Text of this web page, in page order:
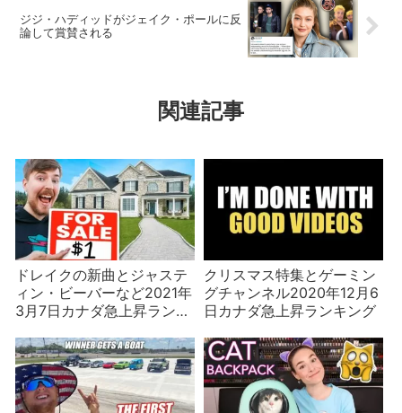
ジジ・ハディッドがジェイク・ポールに反
論して賞賛される
関連記事
ドレイクの新曲とジャステ
ィン・ビーバーなど2021年
3月7日カナダ急上昇ランキ
クリスマス特集とゲーミン
グチャンネル2020年12月6
日カナダ急上昇ランキング